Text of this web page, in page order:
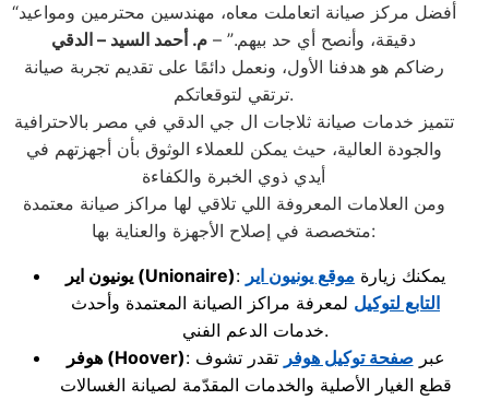
“أفضل مركز صيانة اتعاملت معاه، مهندسين محترمين ومواعيد
دقيقة، وأنصح أي حد بيهم.” – م. أحمد السيد – الدقي
رضاكم هو هدفنا الأول، ونعمل دائمًا على تقديم تجربة صيانة
ترتقي لتوقعاتكم.
تتميز خدمات صيانة ثلاجات ال جي الدقي في مصر بالاحترافية
والجودة العالية، حيث يمكن للعملاء الوثوق بأن أجهزتهم في
أيدي ذوي الخبرة والكفاءة
ومن العلامات المعروفة اللي تلاقي لها مراكز صيانة معتمدة
متخصصة في إصلاح الأجهزة والعناية بها:
يونيون اير (Unionaire) : يمكنك زيارة موقع يونيون اير
التابع لتوكيل لمعرفة مراكز الصيانة المعتمدة وأحدث
خدمات الدعم الفني.
هوفر(Hoover) : عبر صفحة توكيل هوفر تقدر تشوف
قطع الغيار الأصلية والخدمات المقدّمة لصيانة الغسالات